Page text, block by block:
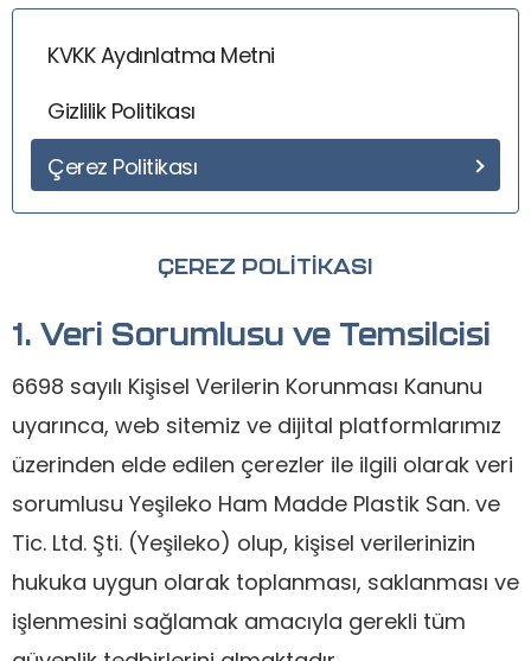
KVKK Aydınlatma Metni
Gizlilik Politikası
Çerez Politikası
ÇEREZ POLİTİKASI
1. Veri Sorumlusu ve Temsilcisi
6698 sayılı Kişisel Verilerin Korunması Kanunu
uyarınca, web sitemiz ve dijital platformlarımız
üzerinden elde edilen çerezler ile ilgili olarak veri
sorumlusu Yeşileko Ham Madde Plastik San. ve
Tic. Ltd. Şti. (Yeşileko) olup, kişisel verilerinizin
hukuka uygun olarak toplanması, saklanması ve
işlenmesini sağlamak amacıyla gerekli tüm